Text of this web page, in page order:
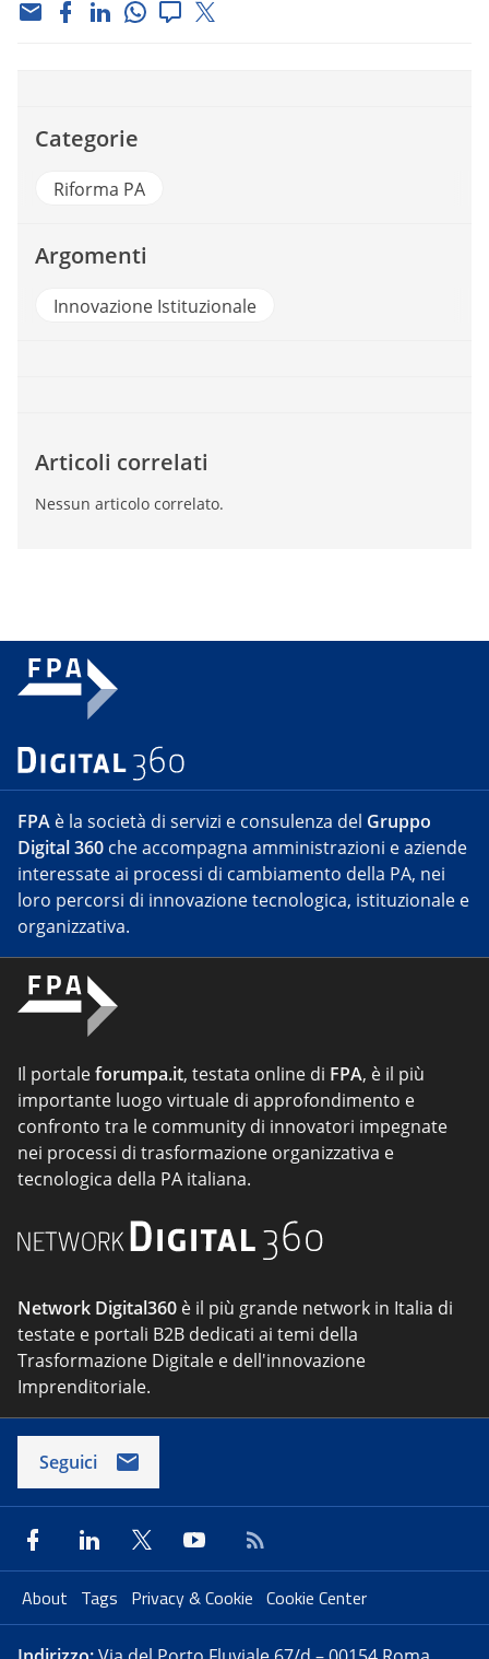
Categorie
Riforma PA
Argomenti
Innovazione Istituzionale
Articoli correlati
Nessun articolo correlato.
FPAè la società di servizi e consulenza delGruppo
Digital 360che accompagna amministrazioni e aziende
interessate ai processi di cambiamento della PA, nei
loro percorsi di innovazione tecnologica, istituzionale e
organizzativa.
Il portaleforumpa.it , testata online diFPA, è il più
importante luogo virtuale di approfondimento e
confronto tra le community di innovatori impegnate
nei processi di trasformazione organizzativa e
tecnologica della PA italiana.
Network Digital360è il più grande network in Italia di
testate e portali B2B dedicati ai temi della
Trasformazione Digitale e dell'innovazione
Imprenditoriale.
Seguici